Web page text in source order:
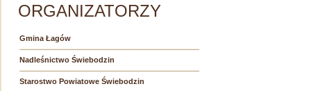
ORGANIZATORZY
Gmina Łagów
Nadleśnictwo Świebodzin
Starostwo Powiatowe Świebodzin